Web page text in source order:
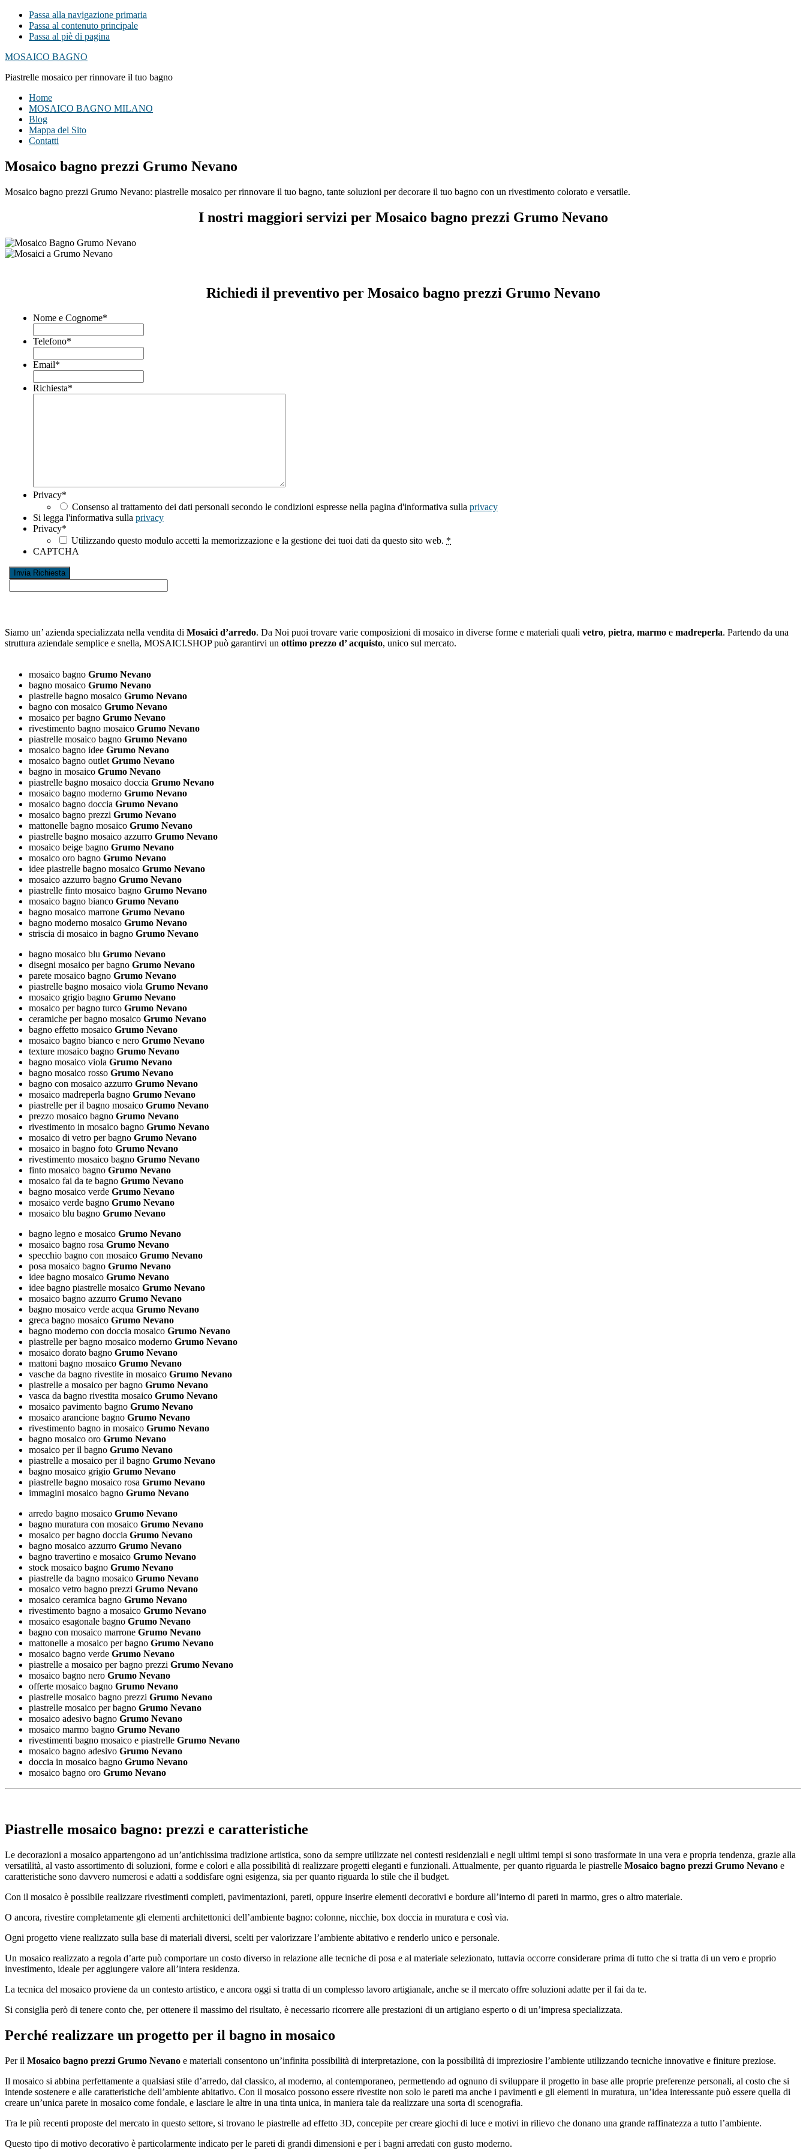
Passa alla navigazione primaria
Passa al contenuto principale
Passa al piè di pagina
MOSAICO BAGNO
Piastrelle mosaico per rinnovare il tuo bagno
Home
MOSAICO BAGNO MILANO
Blog
Mappa del Sito
Contatti
Mosaico bagno prezzi Grumo Nevano
Mosaico bagno prezzi Grumo Nevano: piastrelle mosaico per rinnovare il tuo bagno, tante soluzioni per decorare il tuo bagno con un rivestimento colorato e versatile.
I nostri maggiori servizi per Mosaico bagno prezzi Grumo Nevano
Richiedi il preventivo per Mosaico bagno prezzi Grumo Nevano
Nome e Cognome*
Telefono*
Email*
Richiesta*
Privacy*
Consenso al trattamento dei dati personali secondo le condizioni espresse nella pagina d'informativa sulla privacy
Si legga l'informativa sulla privacy
Privacy*
Utilizzando questo modulo accetti la memorizzazione e la gestione dei tuoi dati da questo sito web. *
CAPTCHA
Siamo un’ azienda specializzata nella vendita di Mosaici d’arredo. Da Noi puoi trovare varie composizioni di mosaico in diverse forme e materiali quali vetro, pietra, marmo e madreperla. Partendo da una
struttura aziendale semplice e snella, MOSAICI.SHOP può garantirvi un ottimo prezzo d’ acquisto, unico sul mercato.
mosaico bagno Grumo Nevano
bagno mosaico Grumo Nevano
piastrelle bagno mosaico Grumo Nevano
bagno con mosaico Grumo Nevano
mosaico per bagno Grumo Nevano
rivestimento bagno mosaico Grumo Nevano
piastrelle mosaico bagno Grumo Nevano
mosaico bagno idee Grumo Nevano
mosaico bagno outletGrumo Nevano
bagno in mosaico Grumo Nevano
piastrelle bagno mosaico doccia Grumo Nevano
mosaico bagno moderno Grumo Nevano
mosaico bagno doccia Grumo Nevano
mosaico bagno prezzi Grumo Nevano
mattonelle bagno mosaico Grumo Nevano
piastrelle bagno mosaico azzurro Grumo Nevano
mosaico beige bagno Grumo Nevano
mosaico oro bagno Grumo Nevano
idee piastrelle bagno mosaico Grumo Nevano
mosaico azzurro bagno Grumo Nevano
piastrelle finto mosaico bagno Grumo Nevano
mosaico bagno bianco Grumo Nevano
bagno mosaico marrone Grumo Nevano
bagno moderno mosaico Grumo Nevano
striscia di mosaico in bagno Grumo Nevano
bagno mosaico blu Grumo Nevano
disegni mosaico per bagno Grumo Nevano
parete mosaico bagno Grumo Nevano
piastrelle bagno mosaico viola Grumo Nevano
mosaico grigio bagno Grumo Nevano
mosaico per bagno turco Grumo Nevano
ceramiche per bagno mosaico Grumo Nevano
bagno effetto mosaico Grumo Nevano
mosaico bagno bianco e nero Grumo Nevano
texture mosaico bagno Grumo Nevano
bagno mosaico viola Grumo Nevano
bagno mosaico rosso Grumo Nevano
bagno con mosaico azzurro Grumo Nevano
mosaico madreperla bagno Grumo Nevano
piastrelle per il bagno mosaico Grumo Nevano
prezzo mosaico bagno Grumo Nevano
rivestimento in mosaico bagno Grumo Nevano
mosaico di vetro per bagno Grumo Nevano
mosaico in bagno foto Grumo Nevano
rivestimento mosaico bagno Grumo Nevano
finto mosaico bagno Grumo Nevano
mosaico fai da te bagno Grumo Nevano
bagno mosaico verde Grumo Nevano
mosaico verde bagno Grumo Nevano
mosaico blu bagno Grumo Nevano
bagno legno e mosaico Grumo Nevano
mosaico bagno rosa Grumo Nevano
specchio bagno con mosaico Grumo Nevano
posa mosaico bagno Grumo Nevano
idee bagno mosaico Grumo Nevano
idee bagno piastrelle mosaico Grumo Nevano
mosaico bagno azzurro Grumo Nevano
bagno mosaico verde acqua Grumo Nevano
greca bagno mosaico Grumo Nevano
bagno moderno con doccia mosaico Grumo Nevano
piastrelle per bagno mosaico moderno Grumo Nevano
mosaico dorato bagno Grumo Nevano
mattoni bagno mosaico Grumo Nevano
vasche da bagno rivestite in mosaico Grumo Nevano
piastrelle a mosaico per bagno Grumo Nevano
vasca da bagno rivestita mosaico Grumo Nevano
mosaico pavimento bagno Grumo Nevano
mosaico arancione bagno Grumo Nevano
rivestimento bagno in mosaico Grumo Nevano
bagno mosaico oro Grumo Nevano
mosaico per il bagno Grumo Nevano
piastrelle a mosaico per il bagno Grumo Nevano
bagno mosaico grigio Grumo Nevano
piastrelle bagno mosaico rosa Grumo Nevano
immagini mosaico bagno Grumo Nevano
arredo bagno mosaico Grumo Nevano
bagno muratura con mosaico Grumo Nevano
mosaico per bagno doccia Grumo Nevano
bagno mosaico azzurro Grumo Nevano
bagno travertino e mosaico Grumo Nevano
stock mosaico bagno Grumo Nevano
piastrelle da bagno mosaico Grumo Nevano
mosaico vetro bagno prezzi Grumo Nevano
mosaico ceramica bagno Grumo Nevano
rivestimento bagno a mosaico Grumo Nevano
mosaico esagonale bagno Grumo Nevano
bagno con mosaico marrone Grumo Nevano
mattonelle a mosaico per bagno Grumo Nevano
mosaico bagno verde Grumo Nevano
piastrelle a mosaico per bagno prezzi Grumo Nevano
mosaico bagno nero Grumo Nevano
offerte mosaico bagno Grumo Nevano
piastrelle mosaico bagno prezzi Grumo Nevano
piastrelle mosaico per bagno Grumo Nevano
mosaico adesivo bagno Grumo Nevano
mosaico marmo bagno Grumo Nevano
rivestimenti bagno mosaico e piastrelle Grumo Nevano
mosaico bagno adesivo Grumo Nevano
doccia in mosaico bagno Grumo Nevano
mosaico bagno oro Grumo Nevano
Piastrelle mosaico bagno: prezzi e caratteristiche
Le decorazioni a mosaico appartengono ad un’antichissima tradizione artistica, sono da sempre utilizzate nei contesti residenziali e negli ultimi tempi si sono trasformate in una vera e propria tendenza, grazie alla
versatilità, al vasto assortimento di soluzioni, forme e colori e alla possibilità di realizzare progetti eleganti e funzionali. Attualmente, per quanto riguarda le piastrelle Mosaico bagno prezzi Grumo Nevano e
caratteristiche sono davvero numerosi e adatti a soddisfare ogni esigenza, sia per quanto riguarda lo stile che il budget.
Con il mosaico è possibile realizzare rivestimenti completi, pavimentazioni, pareti, oppure inserire elementi decorativi e bordure all’interno di pareti in marmo, gres o altro materiale.
O ancora, rivestire completamente gli elementi architettonici dell’ambiente bagno: colonne, nicchie, box doccia in muratura e così via.
Ogni progetto viene realizzato sulla base di materiali diversi, scelti per valorizzare l’ambiente abitativo e renderlo unico e personale.
Un mosaico realizzato a regola d’arte può comportare un costo diverso in relazione alle tecniche di posa e al materiale selezionato, tuttavia occorre considerare prima di tutto che si tratta di un vero e proprio
investimento, ideale per aggiungere valore all’intera residenza.
La tecnica del mosaico proviene da un contesto artistico, e ancora oggi si tratta di un complesso lavoro artigianale, anche se il mercato offre soluzioni adatte per il fai da te.
Si consiglia però di tenere conto che, per ottenere il massimo del risultato, è necessario ricorrere alle prestazioni di un artigiano esperto o di un’impresa specializzata.
Perché realizzare un progetto per il bagno in mosaico
Per il Mosaico bagno prezzi Grumo Nevano e materiali consentono un’infinita possibilità di interpretazione, con la possibilità di impreziosire l’ambiente utilizzando tecniche innovative e finiture preziose.
Il mosaico si abbina perfettamente a qualsiasi stile d’arredo, dal classico, al moderno, al contemporaneo, permettendo ad ognuno di sviluppare il progetto in base alle proprie preferenze personali, al costo che si
intende sostenere e alle caratteristiche dell’ambiente abitativo. Con il mosaico possono essere rivestite non solo le pareti ma anche i pavimenti e gli elementi in muratura, un’idea interessante può essere quella di
creare un’unica parete in mosaico come fondale, e lasciare le altre in una tinta unica, in maniera tale da realizzare una sorta di scenografia.
Tra le più recenti proposte del mercato in questo settore, si trovano le piastrelle ad effetto 3D, concepite per creare giochi di luce e motivi in rilievo che donano una grande raffinatezza a tutto l’ambiente.
Questo tipo di motivo decorativo è particolarmente indicato per le pareti di grandi dimensioni e per i bagni arredati con gusto moderno.